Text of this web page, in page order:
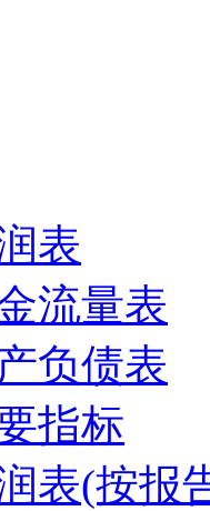
表
流量表
负债表
指标
表(按报